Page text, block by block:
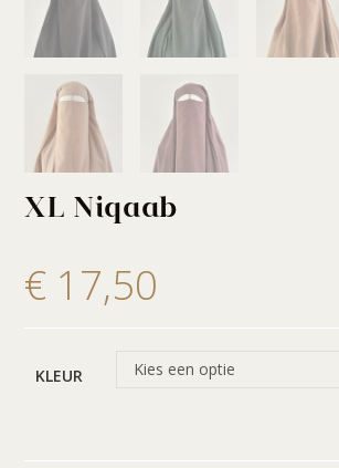
XL Niqaab
€ 17,50
KLEUR Kies een optie